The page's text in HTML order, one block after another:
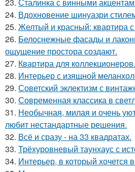
24. Вдохновение шинуазри
25. Желтый и красный: квартира
26. Белоснежные фасады и
ощущение простора создают.
27. Квартира для коллекционеров.
28. Интерьер с изящной
29. Советский эклектизм с
30. Современная классика в
31. Необычная, милая и очень
любит нестандартные решения.
32. Всё и сразу - на 33 квадратах.
33. Трёхуровневый таунхаус с
34. Интерьер, в который хочется